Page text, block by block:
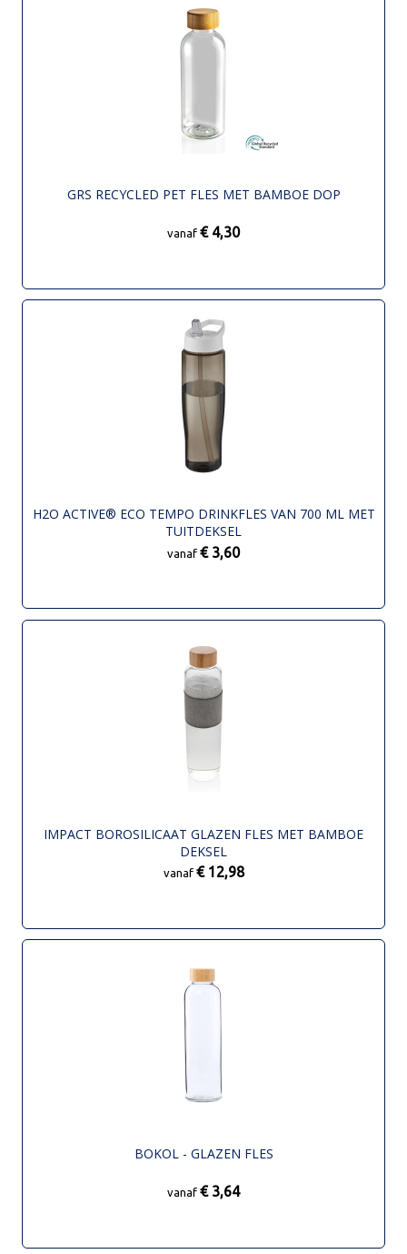
GRS RECYCLED PET FLES MET BAMBOE DOP
vanaf € 4,30
H2O ACTIVE® ECO TEMPO DRINKFLES VAN 700 ML MET
TUITDEKSEL
vanaf € 3,60
IMPACT BOROSILICAAT GLAZEN FLES MET BAMBOE
DEKSEL
vanaf € 12,98
BOKOL - GLAZEN FLES
vanaf € 3,64